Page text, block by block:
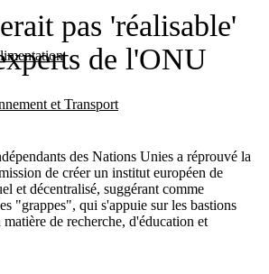
et Transport
pas 'réalisable'
de l'ONU
des Nations Unies a réprouvé la
de créer un institut européen de
et décentralisé, suggérant comme
"grappes", qui s'appuie sur les bastions
de recherche, d'éducation et